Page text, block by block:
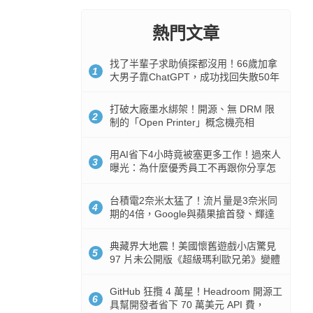
熱門文章
1
找了半輩子求助偵探都沒用！66歲加拿
大男子靠ChatGPT，成功找回失散50年
2
打破大廠墨水綁架！開源、無 DRM 限
制的「Open Printer」概念機亮相
3
用AI省下4小時竟被塞更多工作！過來人
曝光：為什麼優秀員工不再跟你分享怎
4
台積電2奈米太猛了！流片量是3奈米同
期的4倍，Google與蘋果搶首發、輝達
5
典藏界大地震！美國懷舊遊戲小店驚見
97 片未公開版《超級瑪利歐兄弟》變體
6
GitHub 狂攬 4 萬星！Headroom 開源工
具幫開發者省下 70 萬美元 API 費，